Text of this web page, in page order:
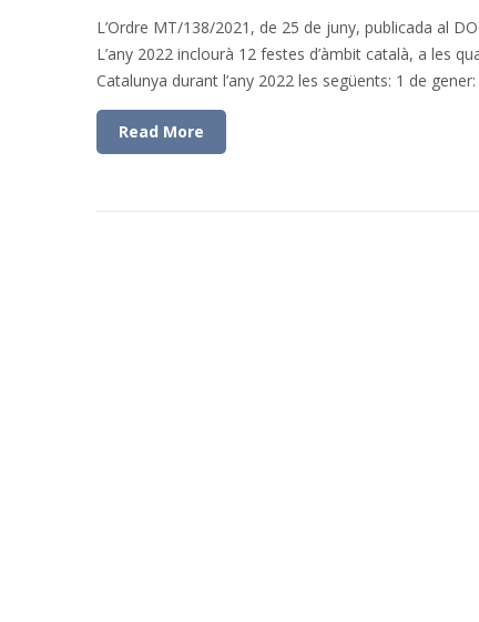
L’Ordre MT/138/2021, de 25 de juny, publicada al
L’any 2022 inclourà 12 festes d’àmbit català, a les
Catalunya durant l’any 2022 les següents: 1 de
Read More